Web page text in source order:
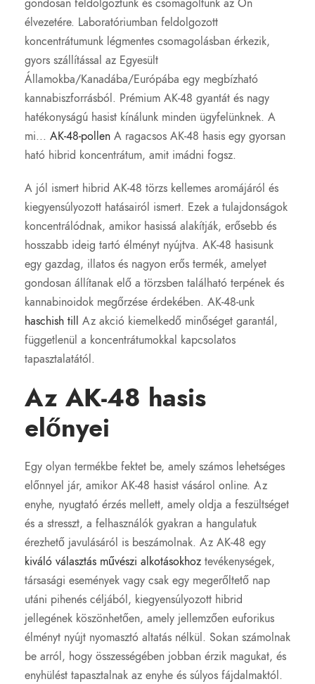
gondosan feldolgoztunk és csomagoltunk az Ön
élvezetére. Laboratóriumban feldolgozott
koncentrátumunk légmentes csomagolásban érkezik,
gyors szállítással az Egyesült
Államokba/Kanadába/Európába egy megbízható
kannabiszforrásból. Prémium AK-48 gyantát és nagy
hatékonyságú hasist kínálunk minden ügyfelünknek. A
mi... AK-48-pollen A ragacsos AK-48 hasis egy gyorsan
ható hibrid koncentrátum, amit imádni fogsz.
A jól ismert hibrid AK-48 törzs kellemes aromájáról és
kiegyensúlyozott hatásairól ismert. Ezek a tulajdonságok
koncentrálódnak, amikor hasissá alakítják, erősebb és
hosszabb ideig tartó élményt nyújtva. AK-48 hasisunk
egy gazdag, illatos és nagyon erős termék, amelyet
gondosan állítanak elő a törzsben található terpének és
kannabinoidok megőrzése érdekében. AK-48-unk
haschish till Az akció kiemelkedő minőséget garantál,
függetlenül a koncentrátumokkal kapcsolatos
tapasztalatától.
Az AK-48 hasis
előnyei
Egy olyan termékbe fektet be, amely számos lehetséges
előnnyel jár, amikor AK-48 hasist vásárol online. Az
enyhe, nyugtató érzés mellett, amely oldja a feszültséget
és a stresszt, a felhasználók gyakran a hangulatuk
érezhető javulásáról is beszámolnak. Az AK-48 egy
kiváló választás művészi alkotásokhoz tevékenységek,
társasági események vagy csak egy megerőltető nap
utáni pihenés céljából, kiegyensúlyozott hibrid
jellegének köszönhetően, amely jellemzően euforikus
élményt nyújt nyomasztó altatás nélkül. Sokan számolnak
be arról, hogy összességében jobban érzik magukat, és
enyhülést tapasztalnak az enyhe és súlyos fájdalmaktól.